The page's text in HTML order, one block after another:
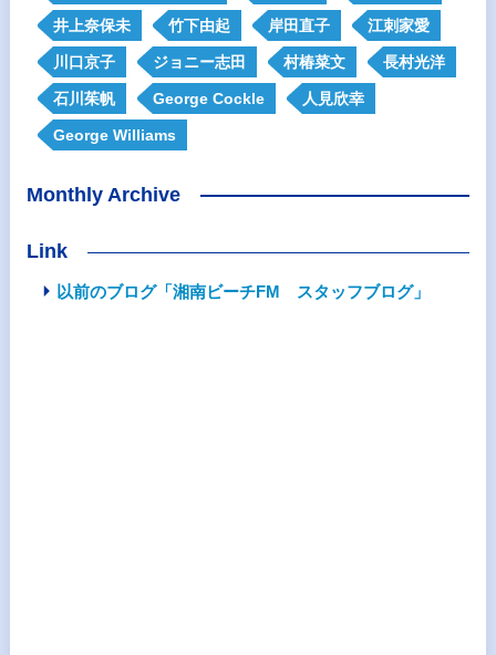
井上奈保未 竹下由起 岸田直子 江刺家愛
川口京子 ジョニー志田 村椿菜文 長村光洋
石川茱帆 George Cockle 人見欣幸
George Williams
Monthly Archive
Link
以前のブログ「湘南ビーチFM スタッフブログ」